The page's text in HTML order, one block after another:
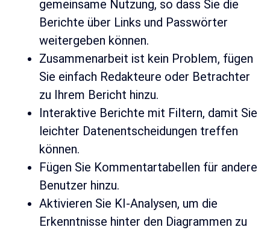
gemeinsame Nutzung, so dass Sie die
Berichte über Links und Passwörter
weitergeben können.
Zusammenarbeit ist kein Problem, fügen
Sie einfach Redakteure oder Betrachter
zu Ihrem Bericht hinzu.
Interaktive Berichte mit Filtern, damit Sie
leichter Datenentscheidungen treffen
können.
Fügen Sie Kommentartabellen für andere
Benutzer hinzu.
Aktivieren Sie KI-Analysen, um die
Erkenntnisse hinter den Diagrammen zu